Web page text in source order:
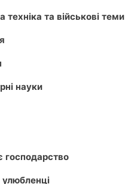
техніка та військові теми
науки